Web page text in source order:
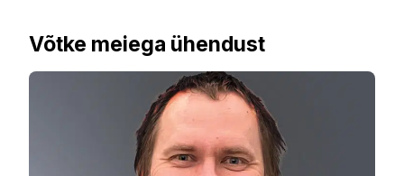
Võtke meiega ühendust